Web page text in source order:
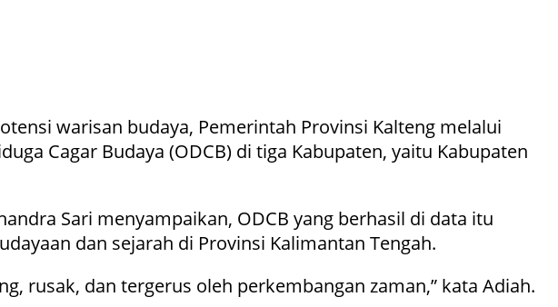
warisan budaya, Pemerintah Provinsi Kalteng melalui
Cagar Budaya (ODCB) di tiga Kabupaten, yaitu Kabupaten
Sari menyampaikan, ODCB yang berhasil di data itu
dan sejarah di Provinsi Kalimantan Tengah.
rusak, dan tergerus oleh perkembangan zaman,” kata Adiah.